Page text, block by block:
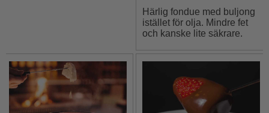
Härlig fondue med buljong
istället för olja. Mindre fet
och kanske lite säkrare.